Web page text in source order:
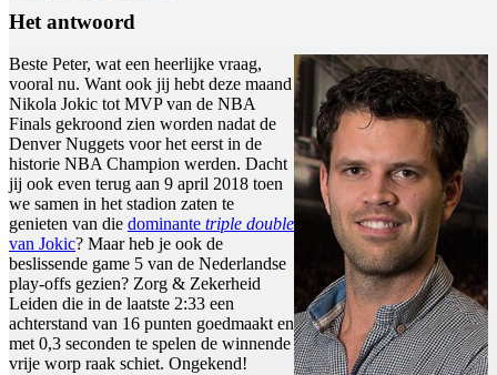
Het antwoord
Beste Peter, wat een heerlijke vraag,
vooral nu. Want ook jij hebt deze maand
Nikola Jokic tot MVP van de NBA
Finals gekroond zien worden nadat de
Denver Nuggets voor het eerst in de
historie NBA Champion werden. Dacht
jij ook even terug aan 9 april 2018 toen
we samen in het stadion zaten te
genieten van die dominante triple double
van Jokic? Maar heb je ook de
beslissende game 5 van de Nederlandse
play-offs gezien? Zorg & Zekerheid
Leiden die in de laatste 2:33 een
achterstand van 16 punten goedmaakt en
met 0,3 seconden te spelen de winnende
vrije worp raak schiet. Ongekend!